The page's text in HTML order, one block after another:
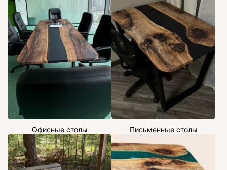
Офисные столы Письменные столы